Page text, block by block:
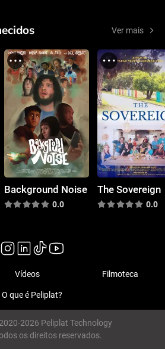
Ver mais
Background Noise
0.0
The Sovereign
0.0
Vídeos Filmoteca
O que é Peliplat?
2026 Peliplat Technology
os direitos reservados.